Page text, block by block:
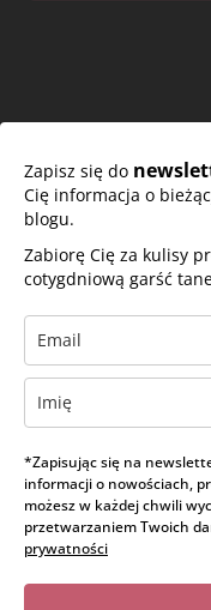
Zapisz się do
Cię informacja o
blogu.
Zabiorę Cię za kulisy
cotygdniową garść
*Zapisując się na
informacji o nowościach,
możesz w każdej chwili
przetwarzaniem Twoich
prywatności